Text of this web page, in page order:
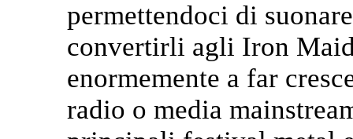
permettendoci di
convertirli agli Iron
enormemente a far
radio o media